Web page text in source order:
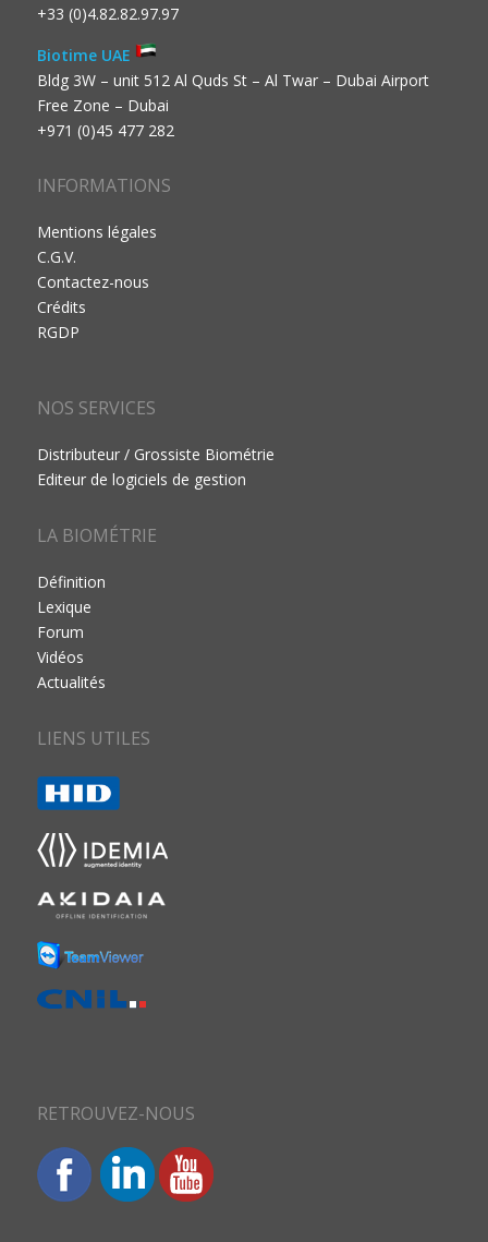
+33 (0)4.82.82.97.97
Biotime UAE
Bldg 3W – unit 512 Al Quds St – Al Twar – Dubai Airport
Free Zone – Dubai
+971 (0)45 477 282
INFORMATIONS
Mentions légales
C.G.V.
Contactez-nous
Crédits
RGDP
NOS SERVICES
Distributeur / Grossiste Biométrie
Editeur de logiciels de gestion
LA BIOMÉTRIE
Définition
Lexique
Forum
Vidéos
Actualités
LIENS UTILES
RETROUVEZ-NOUS